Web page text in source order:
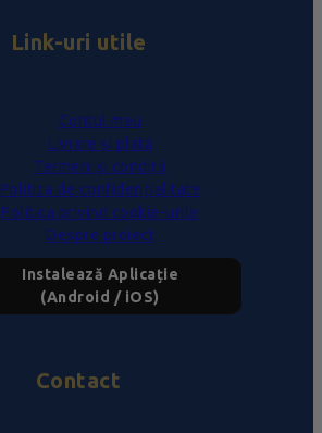
Link-uri utile
Contul meu
Livrare și plată
Termeni și condiții
Politica de confidențialitate
Politica privind cookie-urile
Despre proiect
Instalează Aplicație
(Android / iOS)
Contact